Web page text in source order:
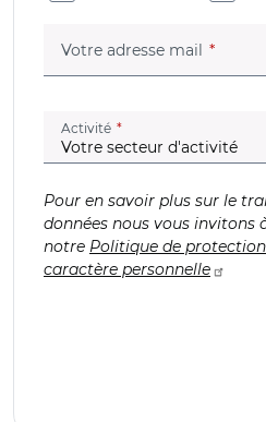
Votre adresse mail
Activité (champ obligatoire)
Pour en savoir plus sur le
données nous vous invitons
notre Politique de
caractère personnelle